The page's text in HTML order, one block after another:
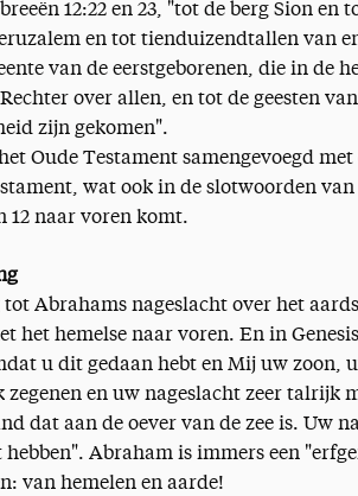
12:22 en 23, "tot de berg Sion en
en tot tienduizendtallen van
van de eerstgeborenen, die in de
over allen, en tot de geesten
zijn gekomen".
Oude Testament samengevoegd met
wat ook in de slotwoorden van
12 naar voren komt.
Abrahams nageslacht over het
het hemelse naar voren. En in Genesis
u dit gedaan hebt en Mij uw zoon,
en uw nageslacht zeer talrijk
dat aan de oever van de zee is. Uw
Abraham is immers een
van hemelen en aarde!